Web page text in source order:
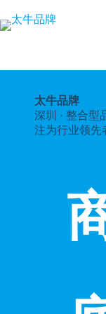
至
太牛品牌
深圳 · 整合型
注为行业领先